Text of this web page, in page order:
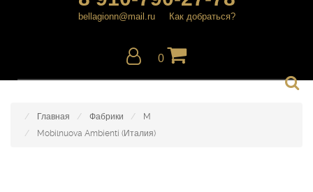
bellagionn@mail.ru Как добраться?
0
Главная Фабрики
M
Mobilnuova Ambienti (Италия)